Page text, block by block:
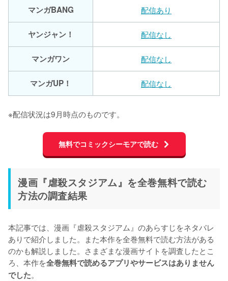
マンガBANG 配信あり
ヤンジャン！ 配信なし
マンガワン 配信なし
マンガUP！ 配信なし
※配信状況は9月時点のものです。
無料でコミックシーモアで読む
漫画『虐殺スタジアム』を全巻無料で読む
方法の調査結果
本記事では、漫画『虐殺スタジアム』のあらすじをネタバレ
ありで紹介しました。また本作を全巻無料で読む方法がある
のかも解説しました。さまざまな漫画サイトを調査したとこ
ろ、本作を全巻無料で読めるアプリやサービスはありません
でした。